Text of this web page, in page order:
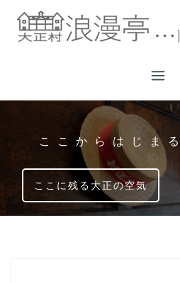
ッ
ここからはじま
ここに残る大正の空気